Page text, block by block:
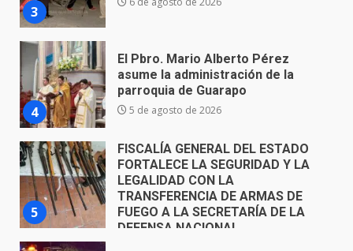
4 5 de agosto de 2026
5
FORTALECE LA SEGURIDAD Y LA
LEGALIDAD CON LA
TRANSFERENCIA DE ARMAS DE
FUEGO A LA SECRETARÍA DE LA
5 de agosto de 2026
6
Muere peatón arrollado por
motociclista en Yuriria
4 de agosto de 2026